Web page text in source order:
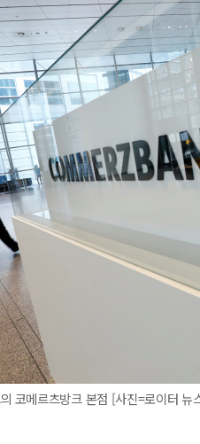
코메르츠방크 본점 [사진=로이터 뉴